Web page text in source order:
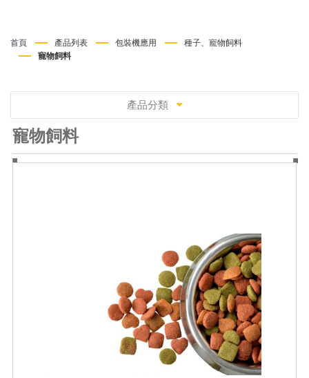
首頁 產品列表 包裝機應用
種子、寵物飼料
寵物飼料
產品分類
寵物飼料